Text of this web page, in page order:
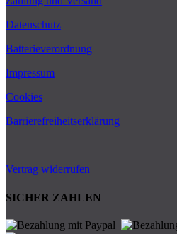
Datenschutz
Batterieverordnung
Impressum
Cookies
Barrierefreiheitserklärung
Vertrag widerrufen
SICHER ZAHLEN